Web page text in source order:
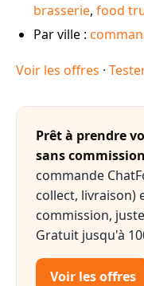
brasserie,food
Par ville :
Voir les offres ·
Prêt à prendre
sans
commande
collect, livraison)
commission,
Gratuit jusqu'à
Voir les offres